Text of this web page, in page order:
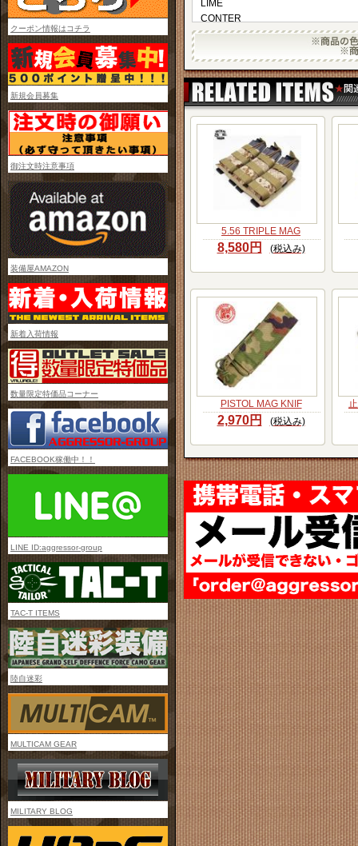
5.56 TRIPLE MAG
8,580円 (税込み)
PISTOL MAG KNIF
2,970円 (税込み)
クーポン情報はコチラ
新規会員募集
御注文時注意事項
装備屋AMAZON
新着入荷情報
数量限定特価品コーナー
FACEBOOK稼働中！！
LINE ID:aggressor-group
TAC-T ITEMS
陸自迷彩
MULTICAM GEAR
MILITARY BLOG